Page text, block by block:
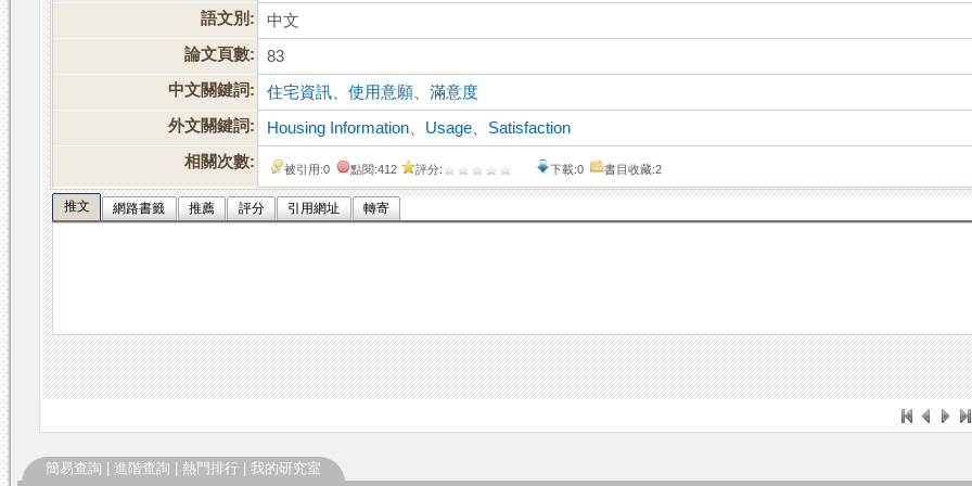
語文別:
中文
論文頁數:
83
中文關鍵詞:
住宅資訊 、使用意願 、滿意度
外文關鍵詞:
Housing Information Usage
Satisfaction
相關次數:
被引用:0 點閱:412 評分: 下載:0 書目收藏:2
推文 網路書籤 推薦 評分 引用網址 轉寄
簡易查詢 進階查詢 熱門排行 我的研究室